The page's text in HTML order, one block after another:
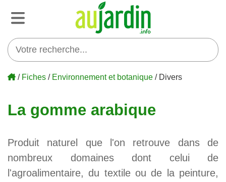
/ Fiches / Environnement et botanique / Divers
La gomme arabique
Produit naturel que l'on retrouve dans de
nombreux domaines dont celui de
l'agroalimentaire, du textile ou de la peinture,